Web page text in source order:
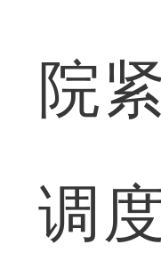
院
调